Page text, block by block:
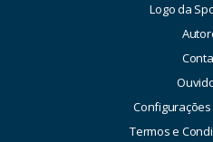
Logo da
Termos e